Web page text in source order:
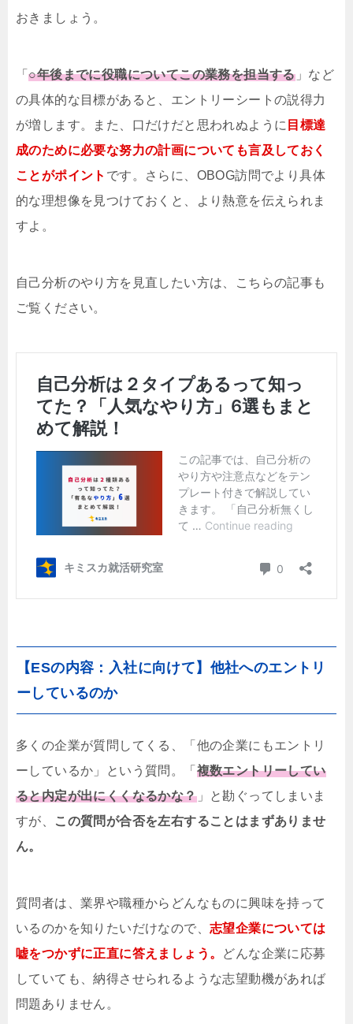
おきましょう。
「○年後までに役職についてこの業務を担当する」など
の具体的な目標があると、エントリーシートの説得力
が増します。また、口だけだと思われぬように 目標達
成のために必要な努力の計画についても言及しておく
ことがポイント です。さらに、OBOG訪問でより具体
的な理想像を見つけておくと、より熱意を伝えられま
すよ。
自己分析のやり方を見直したい方は、こちらの記事も
ご覧ください。
【ESの内容：入社に向けて】他社へのエントリ
ーしているのか
多くの企業が質問してくる、「他の企業にもエントリ
ーしているか」という質問。「 複数エントリーしてい
ると内定が出にくくなるかな？」と勘ぐってしまいま
すが、
この質問が合否を左右することはまずありませ
ん。
質問者は、業界や職種からどんなものに興味を持って
いるのかを知りたいだけなので、 志望企業については
嘘をつかずに正直に答えましょう。 どんな企業に応募
していても、納得させられるような志望動機があれば
問題ありません。